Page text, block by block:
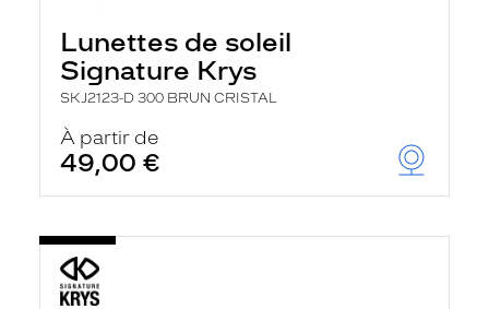
Lunettes de soleil
Signature Krys
SKJ2123-D 300 BRUN CRISTAL
À partir de
49,00 €